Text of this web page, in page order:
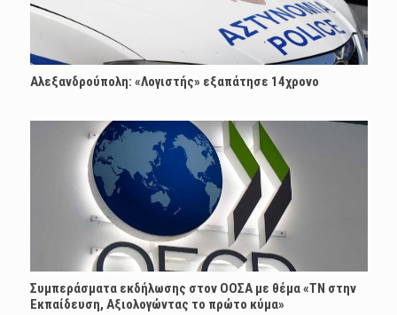
Αλεξανδρούπολη: «Λογιστής» εξαπάτησε 14χρονο
Συμπεράσματα εκδήλωσης στον ΟΟΣΑ με θέμα «ΤΝ στην
Εκπαίδευση, Αξιολογώντας το πρώτο κύμα»